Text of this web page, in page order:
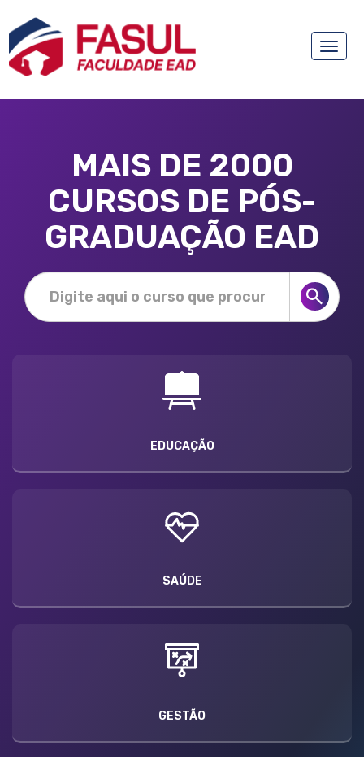
Toggle
MAIS DE 2000
CURSOS DE PÓS-
GRADUAÇÃO EAD
EDUCAÇÃO
SAÚDE
GESTÃO